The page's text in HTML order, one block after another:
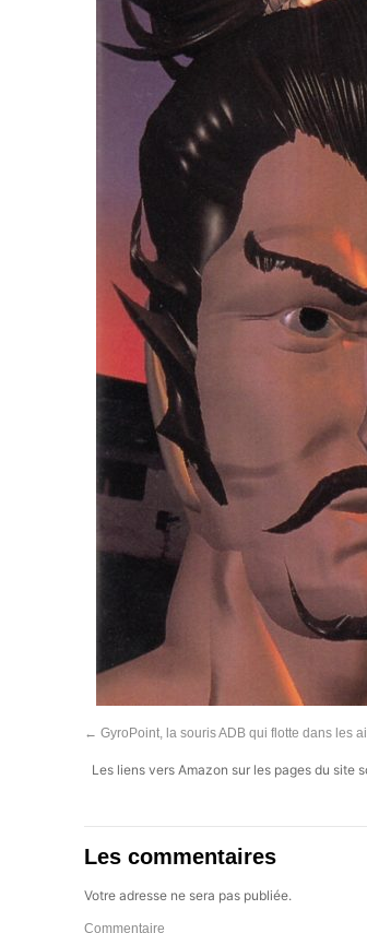
← GyroPoint, la souris ADB qui flotte dans les
Les liens vers Amazon sur les pages du site
Les commentaires
Votre adresse ne sera pas publiée.
Commentaire